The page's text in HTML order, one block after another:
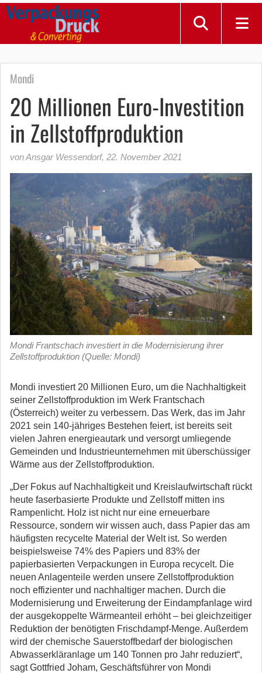
Mondi
20 Millionen Euro-Investition
in Zellstoffproduktion
von Ansgar Wessendorf, 22. November 2021
Mondi Frantschach investiert in die Modernisierung ihrer
Zellstoffproduktion (Quelle: Mondi)
Mondi investiert 20 Millionen Euro, um die Nachhaltigkeit
seiner Zellstoffproduktion im Werk Frantschach
(Österreich) weiter zu verbessern. Das Werk, das im Jahr
2021 sein 140-jähriges Bestehen feiert, ist bereits seit
vielen Jahren energieautark und versorgt umliegende
Gemeinden und Industrieunternehmen mit überschüssiger
Wärme aus der Zellstoffproduktion.
„Der Fokus auf Nachhaltigkeit und Kreislaufwirtschaft rückt
heute faserbasierte Produkte und Zellstoff mitten ins
Rampenlicht. Holz ist nicht nur eine erneuerbare
Ressource, sondern wir wissen auch, dass Papier das am
häufigsten recycelte Material der Welt ist. So werden
beispielsweise 74% des Papiers und 83% der
papierbasierten Verpackungen in Europa recycelt. Die
neuen Anlagenteile werden unsere Zellstoffproduktion
noch effizienter und nachhaltiger machen. Durch die
Modernisierung und Erweiterung der Eindampfanlage wird
der ausgekoppelte Wärmeanteil erhöht – bei gleichzeitiger
Reduktion der benötigten Frischdampf-Menge. Außerdem
wird der chemische Sauerstoffbedarf der biologischen
Abwasserkläranlage um 140 Tonnen pro Jahr reduziert“,
sagt Gottfried Joham, Geschäftsführer von Mondi